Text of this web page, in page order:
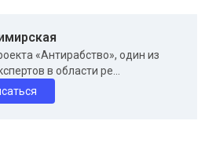
«Антирабство», один из
в области ре...